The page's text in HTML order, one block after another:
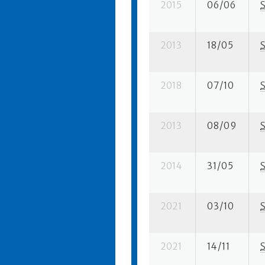
2015 06/06 S
2013 18/05 S
2018 07/10 S
2013 08/09 S
2014 31/05 S
2021 03/10 S
2021 14/11 S